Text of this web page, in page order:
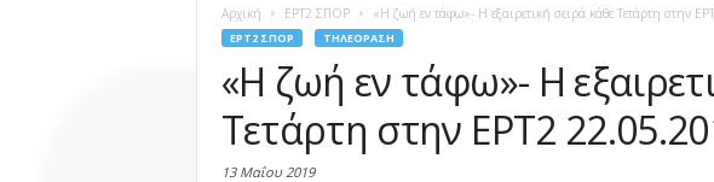
Αρχική EΡΤ2 ΣΠΟΡ «Η ζωή εν τάφω»- Η εξαιρετική σειρά κάθε Τετάρτη στην
EΡΤ2 ΣΠΟΡ ΤΗΛΕΌΡΑΣΗ
«Η ζωή εν τάφω»- Η
Τετάρτη στην ΕΡΤ2
13 Μαΐου 2019